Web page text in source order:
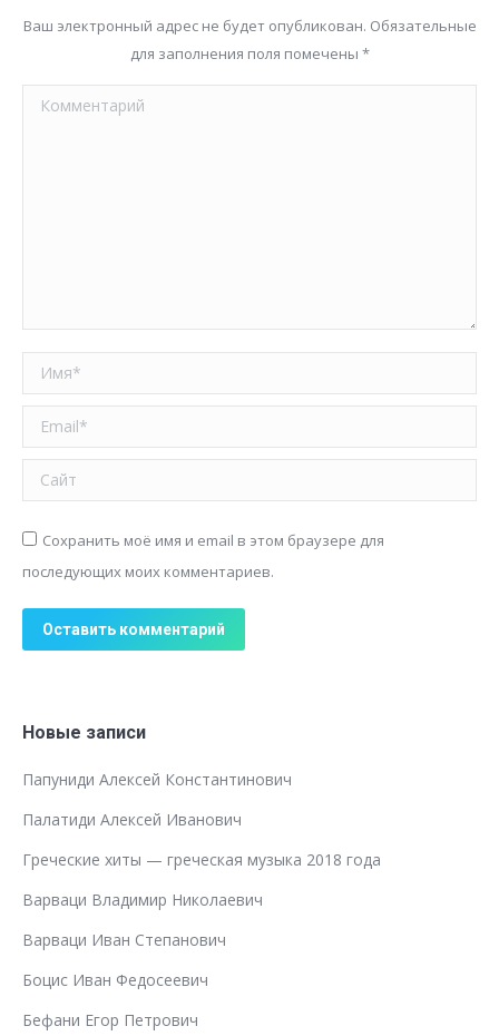
Ваш электронный адрес не будет опубликован. Обязательные
для заполнения поля помечены *
Комментарий
Имя *
Email *
Сайт
Сохранить моё имя и email в этом браузере для
последующих моих комментариев.
Оставить комментарий
Новые записи
Папуниди Алексей Константинович
Палатиди Алексей Иванович
Греческие хиты — греческая музыка 2018 года
Варваци Владимир Николаевич
Варваци Иван Степанович
Боцис Иван Федосеевич
Бефани Егор Петрович